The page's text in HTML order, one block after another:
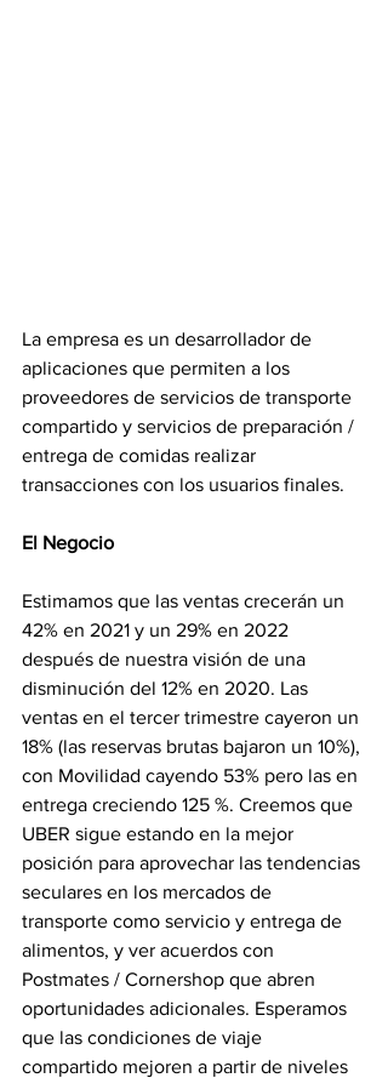
La empresa es un desarrollador de
aplicaciones que permiten a los
proveedores de servicios de transporte
compartido y servicios de preparación /
entrega de comidas realizar
transacciones con los usuarios finales.
El Negocio
Estimamos que las ventas crecerán un
42% en 2021 y un 29% en 2022
después de nuestra visión de una
disminución del 12% en 2020. Las
ventas en el tercer trimestre cayeron un
18% (las reservas brutas bajaron un 10%),
con Movilidad cayendo 53% pero las en
entrega creciendo 125 %. Creemos que
UBER sigue estando en la mejor
posición para aprovechar las tendencias
seculares en los mercados de
transporte como servicio y entrega de
alimentos, y ver acuerdos con
Postmates / Cornershop que abren
oportunidades adicionales. Esperamos
que las condiciones de viaje
compartido mejoren a partir de niveles